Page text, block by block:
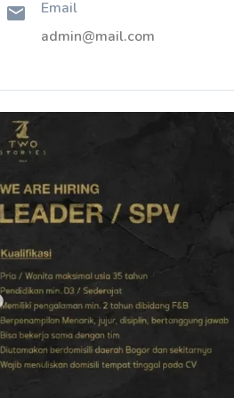
Email
admin@mail.com